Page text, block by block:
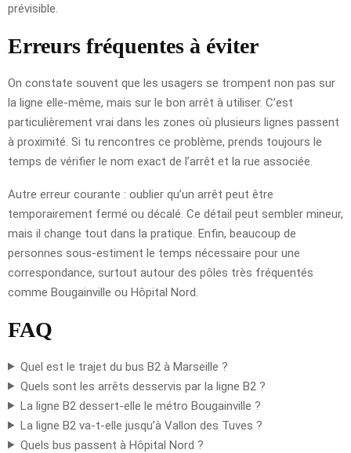
prévisible.
Erreurs fréquentes à éviter
On constate souvent que les usagers se trompent non pas sur
la ligne elle-même, mais sur le bon arrêt à utiliser. C’est
particulièrement vrai dans les zones où plusieurs lignes passent
à proximité. Si tu rencontres ce problème, prends toujours le
temps de vérifier le nom exact de l’arrêt et la rue associée.
Autre erreur courante : oublier qu’un arrêt peut être
temporairement fermé ou décalé. Ce détail peut sembler mineur,
mais il change tout dans la pratique. Enfin, beaucoup de
personnes sous-estiment le temps nécessaire pour une
correspondance, surtout autour des pôles très fréquentés
comme Bougainville ou Hôpital Nord.
FAQ
Quel est le trajet du bus B2 à Marseille ?
Quels sont les arrêts desservis par la ligne B2 ?
La ligne B2 dessert-elle le métro Bougainville ?
La ligne B2 va-t-elle jusqu’à Vallon des Tuves ?
Quels bus passent à Hôpital Nord ?